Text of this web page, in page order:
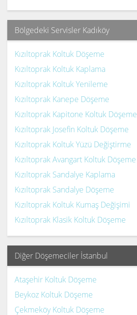
Bölgedeki Servisler Kadıköy
Kızıltoprak Koltuk Döşeme
Kızıltoprak Koltuk Kaplama
Kızıltoprak Koltuk Yenileme
Kızıltoprak Kanepe Döşeme
Kızıltoprak Kapitone Koltuk Döşeme
Kızıltoprak Josefin Koltuk Döşeme
Kızıltoprak Koltuk Yüzü Değiştirme
Kızıltoprak Avangart Koltuk Döşeme
Kızıltoprak Sandalye Kaplama
Kızıltoprak Sandalye Döşeme
Kızıltoprak Koltuk Kumaş Değişimi
Kızıltoprak Klasik Koltuk Döşeme
Diğer Döşemeciler İstanbul
Ataşehir Koltuk Döşeme
Beykoz Koltuk Döşeme
Çekmeköy Koltuk Döşeme